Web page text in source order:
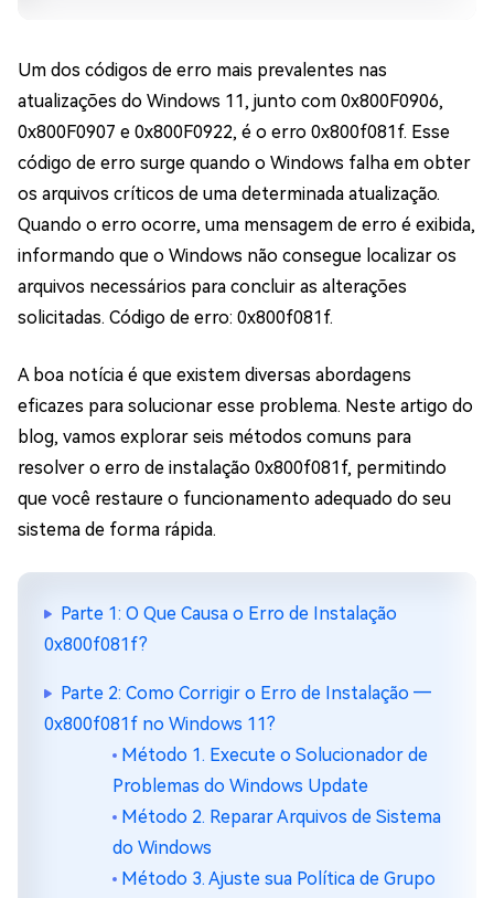
Um dos códigos de erro mais prevalentes nas
atualizações do Windows 11, junto com 0x800F0906,
0x800F0907 e 0x800F0922, é o erro 0x800f081f. Esse
código de erro surge quando o Windows falha em obter
os arquivos críticos de uma determinada atualização.
Quando o erro ocorre, uma mensagem de erro é exibida,
informando que o Windows não consegue localizar os
arquivos necessários para concluir as alterações
solicitadas. Código de erro: 0x800f081f.
A boa notícia é que existem diversas abordagens
eficazes para solucionar esse problema. Neste artigo do
blog, vamos explorar seis métodos comuns para
resolver o erro de instalação 0x800f081f, permitindo
que você restaure o funcionamento adequado do seu
sistema de forma rápida.
Parte 1: O Que Causa o Erro de Instalação
0x800f081f?
Parte 2: Como Corrigir o Erro de Instalação ―
0x800f081f no Windows 11?
Método 1. Execute o Solucionador de
Problemas do Windows Update
Método 2. Reparar Arquivos de Sistema
do Windows
Método 3. Ajuste sua Política de Grupo